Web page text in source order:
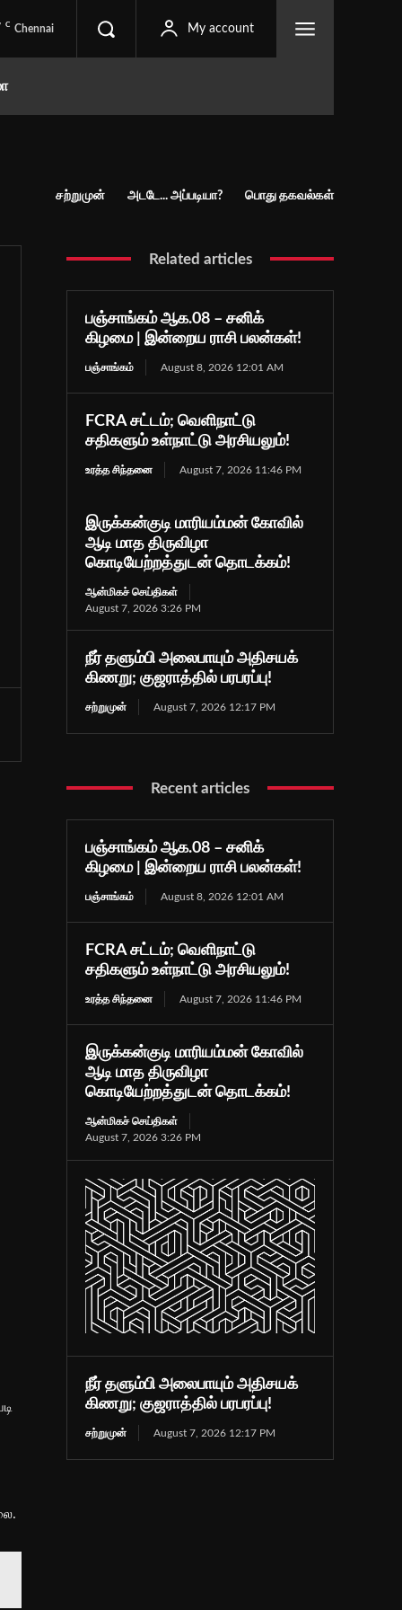
C Chennai My account
சற்றுமுன் அடடே... அப்படியா? பொது தகவல்கள்
Related articles
பஞ்சாங்கம் ஆக.08 – சனிக்
கிழமை | இன்றைய ராசி பலன்கள்!
பஞ்சாங்கம் August 8, 2026 12:01 AM
FCRA சட்டம்; வெளிநாட்டு
சதிகளும் உள்நாட்டு அரசியலும்!
உரத்த சிந்தனை August 7, 2026 11:46 PM
இருக்கன்குடி மாரியம்மன் கோவில்
ஆடி மாத திருவிழா
கொடியேற்றத்துடன் தொடக்கம்!
ஆன்மிகச் செய்திகள்
August 7, 2026 3:26 PM
நீர் தளும்பி அலைபாயும் அதிசயக்
கிணறு; குஜராத்தில் பரபரப்பு!
சற்றுமுன் August 7, 2026 12:17 PM
Recent articles
பஞ்சாங்கம் ஆக.08 – சனிக்
கிழமை | இன்றைய ராசி பலன்கள்!
பஞ்சாங்கம் August 8, 2026 12:01 AM
FCRA சட்டம்; வெளிநாட்டு
சதிகளும் உள்நாட்டு அரசியலும்!
உரத்த சிந்தனை August 7, 2026 11:46 PM
இருக்கன்குடி மாரியம்மன் கோவில்
ஆடி மாத திருவிழா
கொடியேற்றத்துடன் தொடக்கம்!
ஆன்மிகச் செய்திகள்
August 7, 2026 3:26 PM
நீர் தளும்பி அலைபாயும் அதிசயக்
கிணறு; குஜராத்தில் பரபரப்பு!
சற்றுமுன் August 7, 2026 12:17 PM